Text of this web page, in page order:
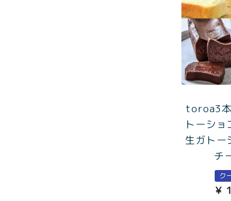
toroa3
トーショ
生ガトー
チ
ク
¥